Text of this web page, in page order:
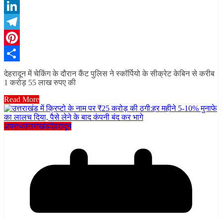
WhatsApp
LinkedIn
Telegram
Pinterest
Share
देहरादून में चेकिंग के दौरान कैंट पुलिस ने स्कॉर्पियो के सीक्रेट केबिन से करीब
1 करोड़ 55 लाख रुपए की
Read More
अपराधउत्तराखंडदेहरादून